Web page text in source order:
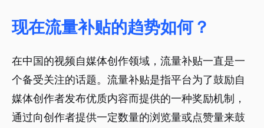
现在流量补贴的趋势如何？
在中国的视频自媒体创作领域，流量补贴一直是一
个备受关注的话题。流量补贴是指平台为了鼓励自
媒体创作者发布优质内容而提供的一种奖励机制，
通过向创作者提供一定数量的浏览量或点赞量来鼓